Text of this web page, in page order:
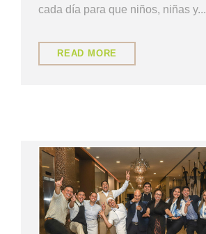
cada día para que niños, niñas y...
READ MORE